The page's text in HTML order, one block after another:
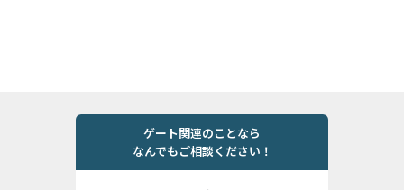
ゲート関連のことなら
なんでもご相談ください！